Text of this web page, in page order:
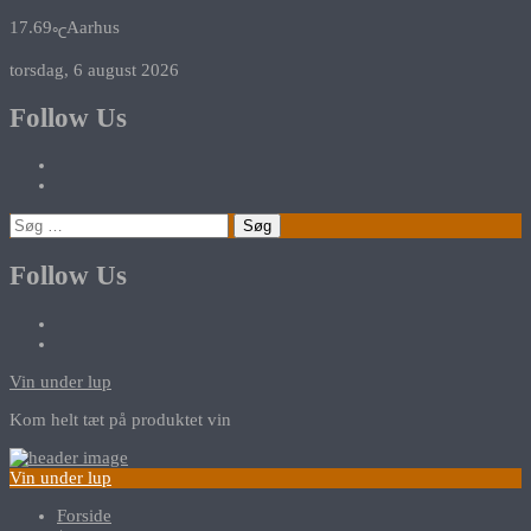
17.69℃Aarhus
torsdag, 6 august 2026
Follow Us
Søg
efter:
Follow Us
Vin under lup
Kom helt tæt på produktet vin
Vin under lup
Forside